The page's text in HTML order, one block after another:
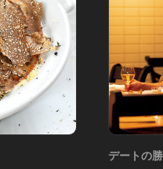
デートの